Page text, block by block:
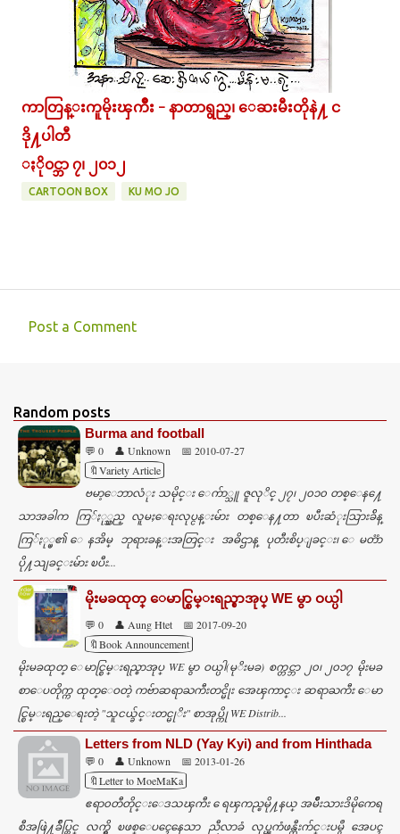
ကာတြန္းကူမိုးၾကိဳး - နာတာရွည္၊ ေဆးမီးတိုနဲ႔ င
ဒို႔ပါတီ
ႏို၀င္ဘာ ၇၊ ၂၀၁၂
CARTOON BOX KU MO JO
m
e
n
s
Post a Comment
Random posts
Burma and football
💬 0 👤 Unknown
📅 2010-07-27
🔖Variety Article
ဗမာ့ေဘာလံုး သမိုင္း ေက်ာ္သူ ဇူလုိင္ ၂၇၊ ၂၀၁၀ တစ္ေန႔ေ
သာအခါက ကြ်ႏု္ပ္သည္ လူမႈေရးလုပ္ငန္းမ်ား တစ္ေန႔တာ ၿပီးဆံုးသြားခ်ိန္
ကြ်ႏု္ပ္၏ ေနအိမ္ ဘုရားခန္းအတြင္း အဓိဌာန္ ပုတီးစိပ္ျခင္း၊ ေမတၱာ
ပို႔သျခင္းမ်ား ၿပီး...
မိုးမခထုတ္ ေမာင္စြမ္းရည္စာအုပ္ WE မွာ ဝယ္ပါ
💬 0 👤 Aung Htet
📅 2017-09-20
🔖Book Announcement
မိုးမခထုတ္ ေမာင္စြမ္းရည္စာအုပ္ WE မွာ ဝယ္ပါ(မုိးမခ) စက္တင္ဘာ ၂၀၊ ၂၀၁၇ မိုးမခ
စာေပတိုက္က ထုတ္ေဝတဲ့ ကဗ်ာဆရာႀကီးတင္မိုး အေၾကာင္း ဆရာႀကီး ေမာ
င္စြမ္းရည္ေရးတဲ့ "သူငယ္ခ်င္းတင္မုိး" စာအုပ္ကို WE Distrib...
Letters from NLD (Yay Kyi) and from Hinthada
💬 0 👤 Unknown
📅 2013-01-26
🔖Letter to MoeMaKa
ဧရာ၀တီတိုင္းေဒသၾကီး ေရၾကည္ၿမို႔နယ္ အမ်ိဳးသားဒိမိုကေရ
စီအဖြဲ႔ခ်ဳပ္တြင္ လက္ရွိ ၿဖစ္ေပၚေနေသာ ညီလာခံ လုပ္ၾကံဖန္တီးက်င္းပမွဳ အေပၚ